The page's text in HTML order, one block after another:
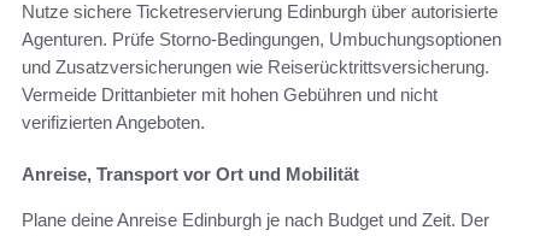
Nutze sichere Ticketreservierung Edinburgh über autorisierte
Agenturen. Prüfe Storno-Bedingungen, Umbuchungsoptionen
und Zusatzversicherungen wie Reiserücktrittsversicherung.
Vermeide Drittanbieter mit hohen Gebühren und nicht
verifizierten Angeboten.
Anreise, Transport vor Ort und Mobilität
Plane deine Anreise Edinburgh je nach Budget und Zeit. Der